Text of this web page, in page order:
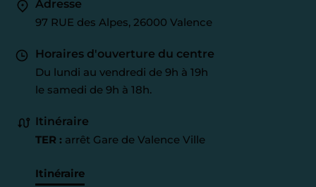
Adresse
97 RUE des Alpes, 26000 Valence
Horaires d'ouverture du centre
Du lundi au vendredi de 9h à 19h
le samedi de 9h à 18h.
Itinéraire
TER : arrêt Gare de Valence Ville
Itinéraire